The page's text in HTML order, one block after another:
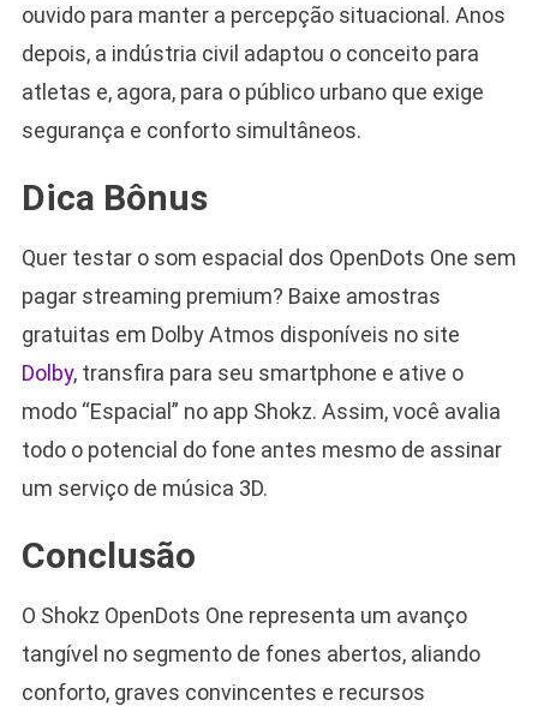
ouvido para manter a percepção situacional. Anos
depois, a indústria civil adaptou o conceito para
atletas e, agora, para o público urbano que exige
segurança e conforto simultâneos.
Dica Bônus
Quer testar o som espacial dos OpenDots One sem
pagar streaming premium? Baixe amostras
gratuitas em Dolby Atmos disponíveis no site
Dolby, transfira para seu smartphone e ative o
modo “Espacial” no app Shokz. Assim, você avalia
todo o potencial do fone antes mesmo de assinar
um serviço de música 3D.
Conclusão
O Shokz OpenDots One representa um avanço
tangível no segmento de fones abertos, aliando
conforto, graves convincentes e recursos